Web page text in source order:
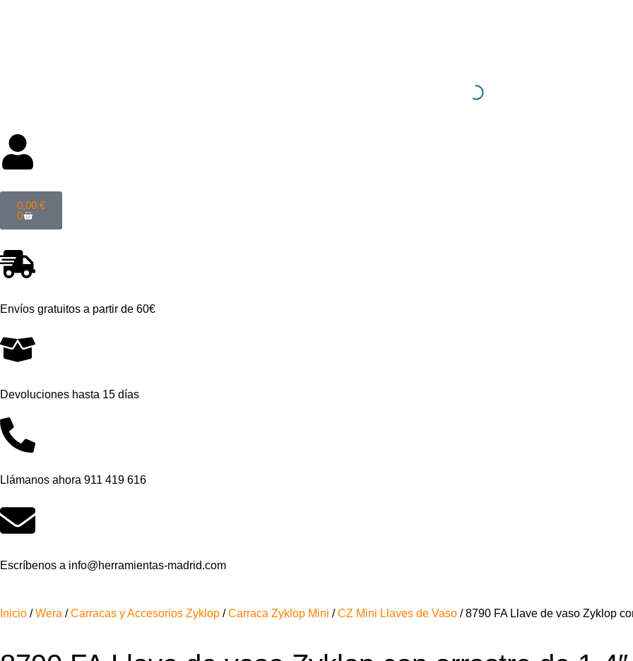
0,00 €
0
Envíos gratuitos a partir de 60€
Devoluciones hasta 15 días
Llámanos ahora 911 419 616
Escríbenos a info@herramientas-madrid.com
Inicio /Wera /Carracas y Accesorios Zyklop /Carraca Zyklop Mini /CZ Mini Llaves de Vaso / 8790 FA Llave de vaso Zyklop